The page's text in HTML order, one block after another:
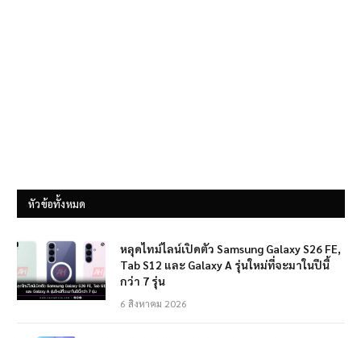
หัวข้อทั้งหมด
หลุดไทม์ไลน์เปิดตัว Samsung Galaxy S26 FE,
Tab S12 และ Galaxy A รุ่นใหม่ที่จะมาในปีนี้
กว่า 7 รุ่น
6 สิงหาคม 2026